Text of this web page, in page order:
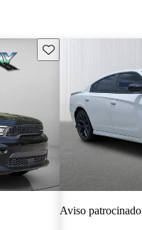
Guarda este Aviso
Aviso patrocinado